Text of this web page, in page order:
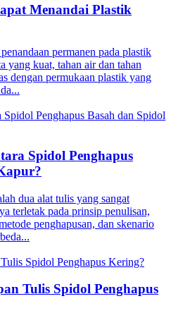
Menandai Plastik
permanen pada plastik
yang kuat, tahan air dan tahan
dengan permukaan plastik yang
Spidol Penghapus
dua alat tulis yang sangat
terletak pada prinsip penulisan,
penghapusan, dan skenario
Tulis Spidol Penghapus